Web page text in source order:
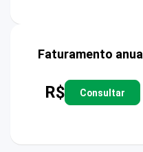
Faturamento anual
R$ Consultar